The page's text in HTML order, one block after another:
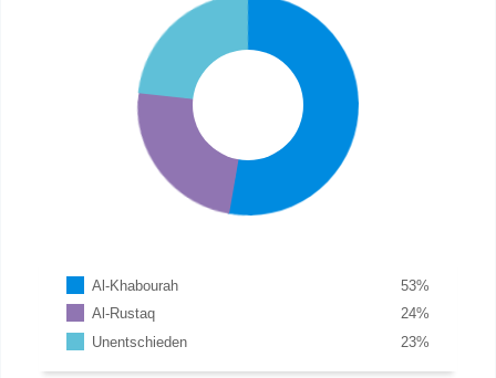
Al-Khabourah %
53
Al-Rustaq
%
24
Unentschieden
%
23